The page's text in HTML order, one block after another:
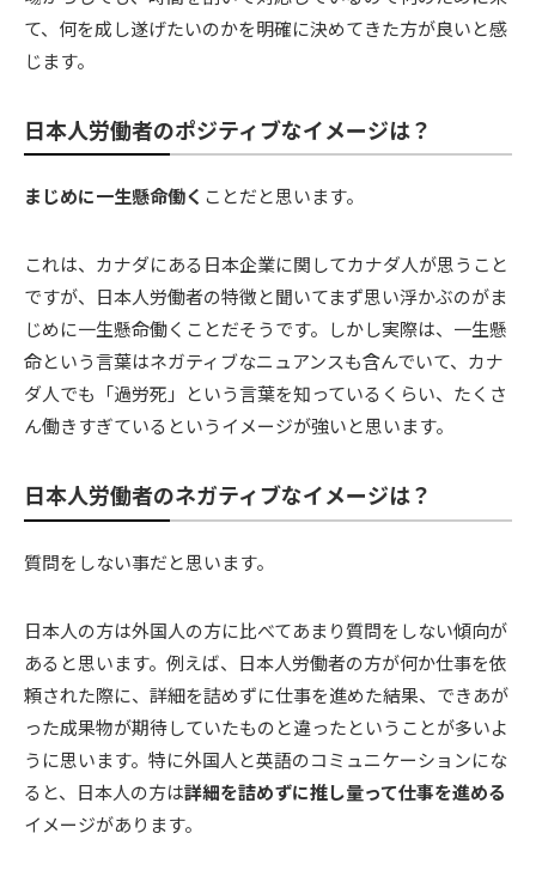
て、何を成し遂げたいのかを明確に決めてきた方が良いと感
じます。
日本人労働者のポジティブなイメージは？
まじめに一生懸命働く ことだと思います。
これは、カナダにある日本企業に関してカナダ人が思うこと
ですが、日本人労働者の特徴と聞いてまず思い浮かぶのがま
じめに一生懸命働くことだそうです。しかし実際は、一生懸
命という言葉はネガティブなニュアンスも含んでいて、カナ
ダ人でも「過労死」という言葉を知っているくらい、たくさ
ん働きすぎているというイメージが強いと思います。
日本人労働者のネガティブなイメージは？
質問をしない事だと思います。
日本人の方は外国人の方に比べてあまり質問をしない傾向が
あると思います。例えば、日本人労働者の方が何か仕事を依
頼された際に、詳細を詰めずに仕事を進めた結果、できあが
った成果物が期待していたものと違ったということが多いよ
うに思います。特に外国人と英語のコミュニケーションにな
ると、日本人の方は詳細を詰めずに推し量って仕事を進める
イメージがあります。